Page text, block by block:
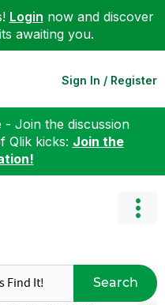
Login now and discover
awaiting you.
Sign In / Register
Join the discussion
Qlik kicks: Join the
Search